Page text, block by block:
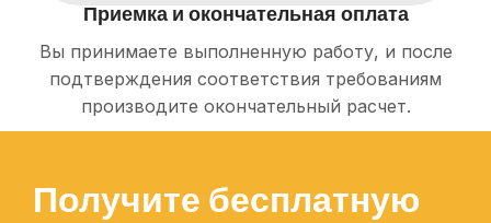
Приемка и окончательная оплата
Вы принимаете выполненную работу, и после
подтверждения соответствия требованиям
производите окончательный расчет.
Получите бесплатную